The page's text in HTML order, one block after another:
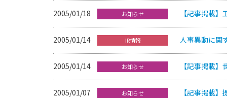
2005/01/18 お知らせ 【記事掲載
2005/01/14 IR情報 人事異動に関
2005/01/14 お知らせ 【記事掲載
2005/01/07 お知らせ 【記事掲載